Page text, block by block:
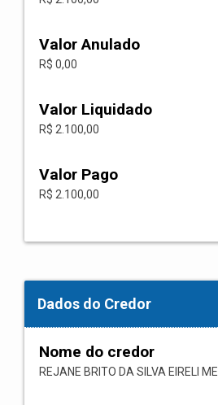
Valor Anulado
R$ 0,00
Valor Liquidado
R$ 2.100,00
Valor Pago
R$ 2.100,00
Dados do Credor
Nome do credor
REJANE BRITO DA SILVA EIRELI ME